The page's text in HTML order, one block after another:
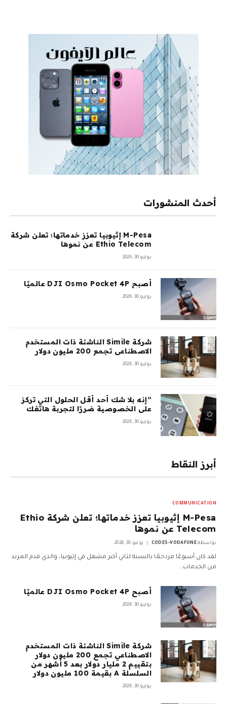
أحدث المنشورات
M-Pesa إثيوبيا تعزز خدماتها؛ تعلن شركة
Ethio Telecom عن نموها
يوليو 30, 2026
أصبح DJI Osmo Pocket 4P عالميًا
يوليو 30, 2026
شركة Simile الناشئة ذات المستخدم
الاصطناعي تجمع 200 مليون دولار
السلسلة A بقيمة 100 مليون دولار
يوليو 30, 2026
“إنه بلا شك أحد أقل الحلول التي تركز
على الخصوصية ضررًا لتجربة هاتفك
المحمول”: أمضيت شهرًا في اختبار
يوليو 30, 2026
أبرز النقاط
COMMUNICATION
M-Pesa إثيوبيا تعزز خدماتها؛ تعلن شركة Ethio
Telecom عن نموها
بواسطة CODES-VODAFONE يوليو 30, 2026
لقد كان أسبوعًا مزدحمًا بالنسبة لثاني أكبر مشغل في إثيوبيا، والذي قدم المزيد
من الخدمات…
أصبح DJI Osmo Pocket 4P عالميًا
يوليو 30, 2026
شركة Simile الناشئة ذات المستخدم
الاصطناعي تجمع 200 مليون دولار
بتقييم 2 مليار دولار بعد 5 أشهر من
السلسلة A بقيمة 100 مليون دولار
يوليو 30, 2026